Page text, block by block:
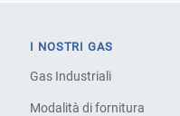
I NOSTRI GAS
Gas Industriali
Modalità di fornitura